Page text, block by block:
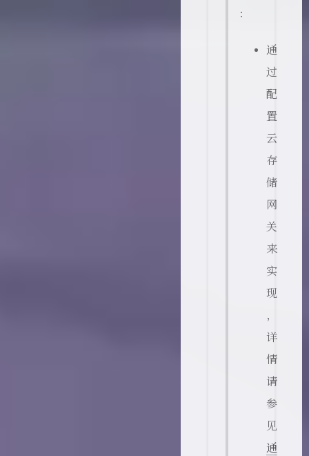
：
通
过
配
置
云
存
储
网
关
来
实
现
，
详
情
请
参
见
通